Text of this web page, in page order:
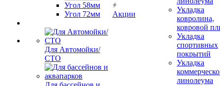
Угол 58мм
Угол 72мм
Для Автомойки/
СТО
Акции
Укладка
ковролина,
ковровой
Укладка
спортивных
покрытий
Укладка
линолеума